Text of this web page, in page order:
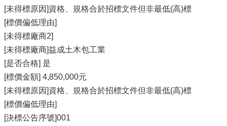
[未得標原因]資格、規格合於招標文件但非最低(高)標
[標價偏低理由]
[未得標廠商2]
[未得標廠商]益成土木包工業
[是否合格] 是
[標價金額] 4,850,000元
[未得標原因]資格、規格合於招標文件但非最低(高)標
[標價偏低理由]
[決標公告序號]001